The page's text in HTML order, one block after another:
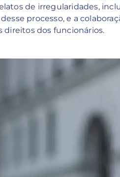
de irregularidades,
processo, e a
direitos dos funcionários.